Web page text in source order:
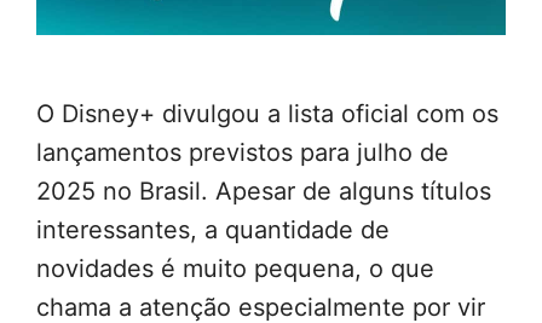
O Disney+ divulgou a lista oficial com os
lançamentos previstos para julho de
2025 no Brasil. Apesar de alguns títulos
interessantes, a quantidade de
novidades é muito pequena, o que
chama a atenção especialmente por vir